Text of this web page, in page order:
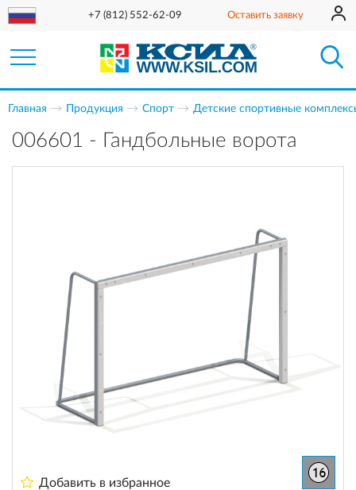
+7 (812) 552-62-09 Оставить заявку
Главная Продукция Спорт Детские спортивные
006601 - Гандбольные ворота
Добавить в избранное